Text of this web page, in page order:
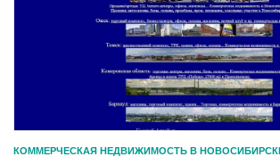
КОММЕРЧЕСКАЯ НЕДВИЖИМОСТЬ В